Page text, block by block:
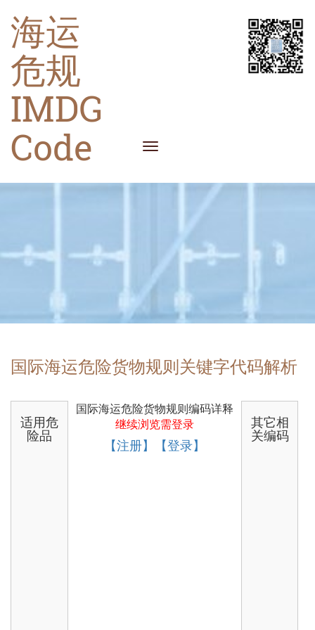
海运
危规
IMDG
Code
国际海运危险货物规则关键字代码解析
适用危
险品
国际海运危险货物规则编码详释
继续浏览需登录
【注册】【登录】
其它相
关编码